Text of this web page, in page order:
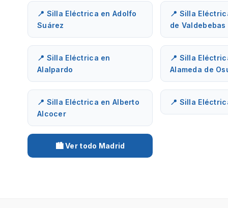
📍 Silla Eléctrica en Adolfo
Suárez
📍 Silla
de Valdebebas
📍 Silla Eléctrica en
Alalpardo
📍 Silla
Alameda de
📍 Silla Eléctrica en Alberto
Alcocer
📍 Silla
🏙️ Ver todo Madrid